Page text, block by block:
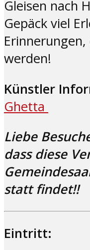
Gleisen nach
Gepäck viel
werden!
Künstler
Ghetta
Liebe
dass diese
statt findet!!
Eintritt: